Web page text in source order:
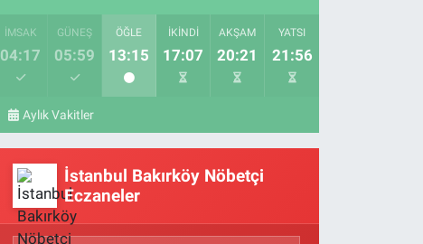
İMSAK
04:17
GÜNEŞ
05:59
ÖĞLE
13:15
İKINDI
17:07
AKŞAM
20:21
YATSI
21:56
Aylık Vakitler
İstanbul Bakırköy Nöbetçi
Eczaneler